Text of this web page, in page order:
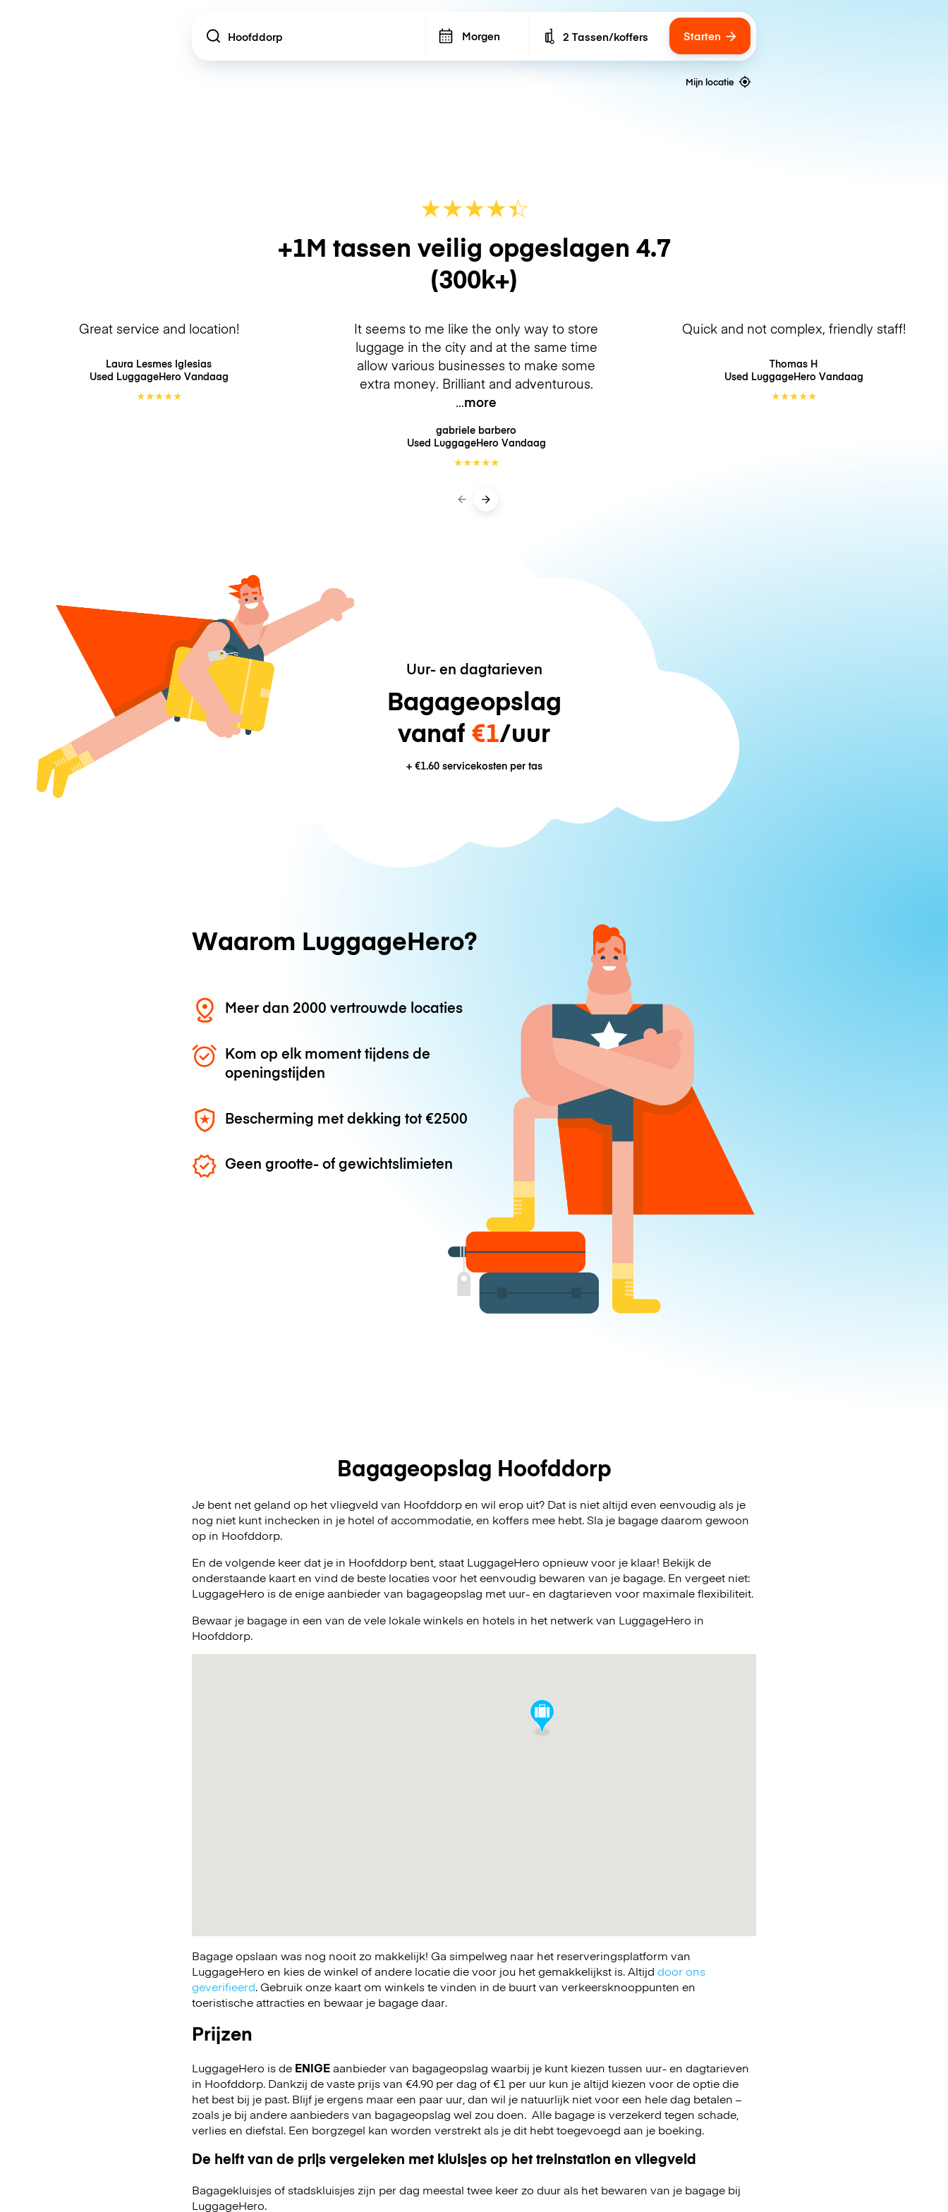
Location Morgen Number of bags
2 Tassen/koffers Starten
Mijn locatie
★★★★☆
★
+1M tassen veilig opgeslagen 4.7
(300k+)
Great service and location!
Laura Lesmes Iglesias
Used LuggageHero Vandaag
★★★★★
It seems to me like the only way to store
luggage in the city and at the same time
allow various businesses to make some
extra money. Brilliant and adventurous.
more
gabriele barbero
Used LuggageHero Vandaag
★★★★★
Quick and not complex, friendly staff!
Thomas H
Used LuggageHero Vandaag
★★★★★
Uur- en dagtarieven
Bagageopslag
vanaf €1/uur
+ €1.60servicekosten per tas
Waarom LuggageHero?
Meer dan 2000 vertrouwde locaties
Kom op elk moment tijdens de
openingstijden
Bescherming met dekking tot €2500
Geen grootte- of gewichtslimieten
Bagageopslag Hoofddorp
Je bent net geland op het vliegveld van Hoofddorp en wil erop uit? Dat is niet altijd even eenvoudig als je
nog niet kunt inchecken in je hotel of accommodatie, en koffers mee hebt. Sla je bagage daarom gewoon
op in Hoofddorp.
En de volgende keer dat je in Hoofddorp bent, staat LuggageHero opnieuw voor je klaar! Bekijk de
onderstaande kaart en vind de beste locaties voor het eenvoudig bewaren van je bagage. En vergeet niet:
LuggageHero is de enige aanbieder van bagageopslag met uur- en dagtarieven voor maximale flexibiliteit.
Bewaar je bagage in een van de vele lokale winkels en hotels in het netwerk van LuggageHero in
Hoofddorp.
Bagage opslaan was nog nooit zo makkelijk! Ga simpelweg naar het reserveringsplatform van
LuggageHero en kies de winkel of andere locatie die voor jou het gemakkelijkst is. Altijd door ons
geverifieerd. Gebruik onze kaart om winkels te vinden in de buurt van verkeersknooppunten en
toeristische attracties en bewaar je bagage daar.
Prijzen
LuggageHero is de ENIGEaanbieder van bagageopslag waarbij je kunt kiezen tussen uur- en dagtarieven
in Hoofddorp. Dankzij de vaste prijs van €4.90 per dag of €1 per uur kun je altijd kiezen voor de optie die
het best bij je past. Blijf je ergens maar een paar uur, dan wil je natuurlijk niet voor een hele dag betalen –
zoals je bij andere aanbieders van bagageopslag wel zou doen. Alle bagage is verzekerd tegen schade,
verlies en diefstal. Een borgzegel kan worden verstrekt als je dit hebt toegevoegd aan je boeking.
De helft van de prijs vergeleken met kluisjes op het treinstation en vliegveld
Bagagekluisjes of stadskluisjes zijn per dag meestal twee keer zo duur als het bewaren van je bagage bij
LuggageHero.